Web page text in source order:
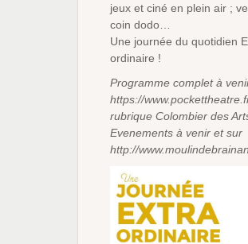
jeux et ciné en plein air ;
coin dodo…
Une journée du quotidien
ordinaire !
Programme complet à
https://
rubrique Colombier des
Evenements à venir et sur
http://